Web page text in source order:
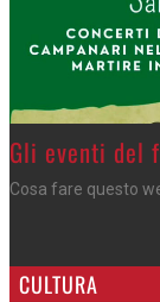
Azzano -
Sagra di San
CULTURA